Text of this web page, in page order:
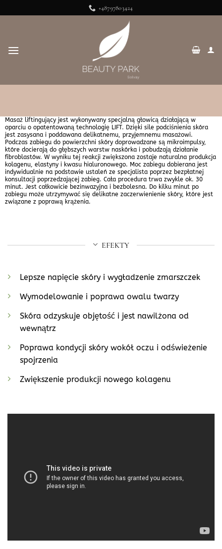
do
+48797803424
Masaż liftingujący jest wykonywany specjalną głowicą działającą w
oparciu o opatentowaną technologię LIFT. Dzięki sile podciśnienia skóra
jest zasysana i poddawana delikatnemu, przyjemnemu masażowi.
Podczas zabiegu do powierzchni skóry doprowadzane są mikroimpulsy,
które docierają do głębszych warstw naskórka i pobudzają działanie
fibroblastów. W wyniku tej reakcji zwiększona zostaje naturalna produkcja
kolagenu, elastyny i kwasu hialuronowego. Moc zabiegu dobierana jest
indywidualnie na podstawie ustaleń ze specjalista poprzez bezpłatnej
konsultacji poprzedzającej zabieg. Cała procedura trwa zwykle ok. 30
minut. Jest całkowicie bezinwazyjna i bezbolesna. Do kilku minut po
zabiegu może utrzymywać się delikatne zaczerwienienie skóry, które jest
związane z poprawą krążenia.
EFEKTY
Lepsze napięcie skóry i wygładzenie zmarszczek
Wymodelowanie i poprawa owalu twarzy
Skóra odzyskuje objętość i jest nawilżona od
wewnątrz
Poprawa kondycji skóry wokół oczu i odświeżenie
spojrzenia
Zwiększenie produkcji nowego kolagenu